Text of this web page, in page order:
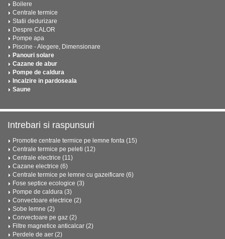
Boilere
Centrale termice
Statii dedurizare
Despre CALOR
Pompe apa
Piscine - Alegere, Dimensionare
Panouri solare
Cazane de abur
Pompe de caldura
Incalzire in pardoseala
Saune
Intrebari si raspunsuri
Promotie centrale termice pe lemne fonta (15)
Centrale termice pe peleti (12)
Centrale electrice (11)
Cazane electrice (6)
Centrale termice pe lemne cu gazeificare (6)
Fose septice ecologice (3)
Pompe de caldura (3)
Convectoare electrice (2)
Sobe lemne (2)
Convectoare pe gaz (2)
Filtre magnetice anticalcar (2)
Perdele de aer (2)